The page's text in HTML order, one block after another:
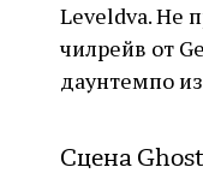
Leveldva. Не
чилрейв от
даунтемпо
Сцена